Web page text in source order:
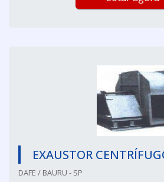
EXAUSTOR
DAFE / BAURU - SP